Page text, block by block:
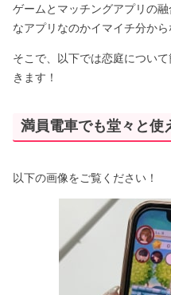
ゲームとマッチングアプリの
なアプリなのかイマイチ分か
そこで、以下では恋庭につい
きます！
満員電車でも堂々と使
以下の画像をご覧ください！